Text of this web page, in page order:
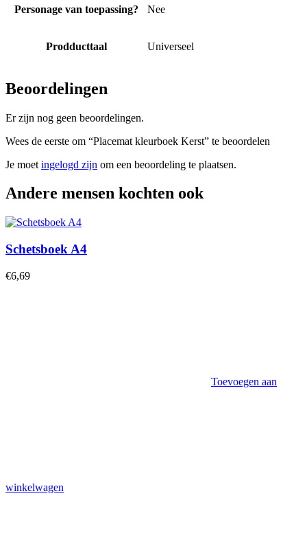
Personage van toepassing? Nee
Prodducttaal Universeel
Beoordelingen
Er zijn nog geen beoordelingen.
Wees de eerste om “Placemat kleurboek Kerst” te beoordelen
Je moet ingelogd zijn om een beoordeling te plaatsen.
Andere mensen kochten ook
Schetsboek A4
€6,69
Toevoegen aan
winkelwagen